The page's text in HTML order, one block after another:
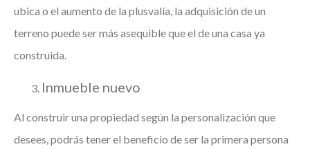
ubica o el aumento de la plusvalía, la adquisición de un
terreno puede ser más asequible que el de una casa ya
construida.
Inmueble nuevo
Al construir una propiedad según la personalización que
desees, podrás tener el beneficio de ser la primera persona